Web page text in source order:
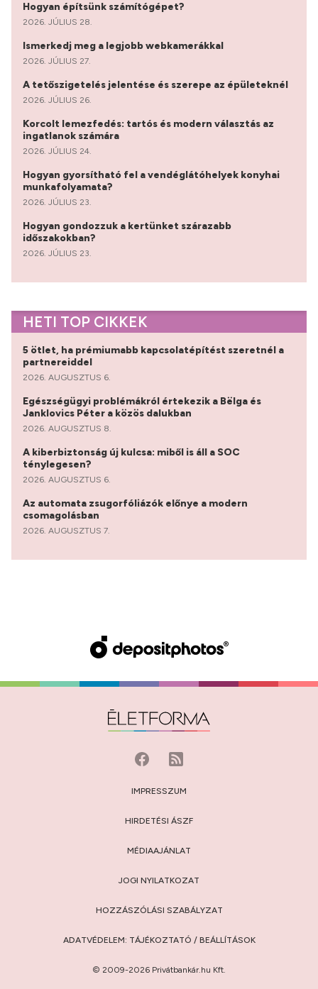
Hogyan építsünk számítógépet?
2026. JÚLIUS 28.
Ismerkedj meg a legjobb webkamerákkal
2026. JÚLIUS 27.
A tetőszigetelés jelentése és szerepe az épületeknél
2026. JÚLIUS 26.
Korcolt lemezfedés: tartós és modern választás az
ingatlanok számára
2026. JÚLIUS 24.
Hogyan gyorsítható fel a vendéglátóhelyek konyhai
munkafolyamata?
2026. JÚLIUS 23.
Hogyan gondozzuk a kertünket szárazabb
időszakokban?
2026. JÚLIUS 23.
HETI TOP CIKKEK
5 ötlet, ha prémiumabb kapcsolatépítést szeretnél a
partnereiddel
2026. AUGUSZTUS 6.
Egészségügyi problémákról értekezik a Bëlga és
Janklovics Péter a közös dalukban
2026. AUGUSZTUS 8.
A kiberbiztonság új kulcsa: miből is áll a SOC
ténylegesen?
2026. AUGUSZTUS 6.
Az automata zsugorfóliázók előnye a modern
csomagolásban
2026. AUGUSZTUS 7.
IMPRESSZUM
HIRDETÉSI ÁSZF
MÉDIAAJÁNLAT
JOGI NYILATKOZAT
HOZZÁSZÓLÁSI SZABÁLYZAT
ADATVÉDELEM: TÁJÉKOZTATÓ / BEÁLLÍTÁSOK
© 2009-2026 Privátbankár.hu Kft.